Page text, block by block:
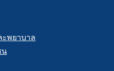
พยาบาล
น